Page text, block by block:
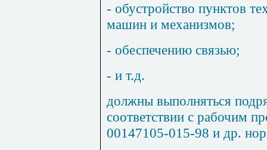
- обустройство пунктов
машин и механизмов;
- обеспечению связью;
- и т.д.
должны выполняться
соответствии с рабочим
00147105-015-98 и др.